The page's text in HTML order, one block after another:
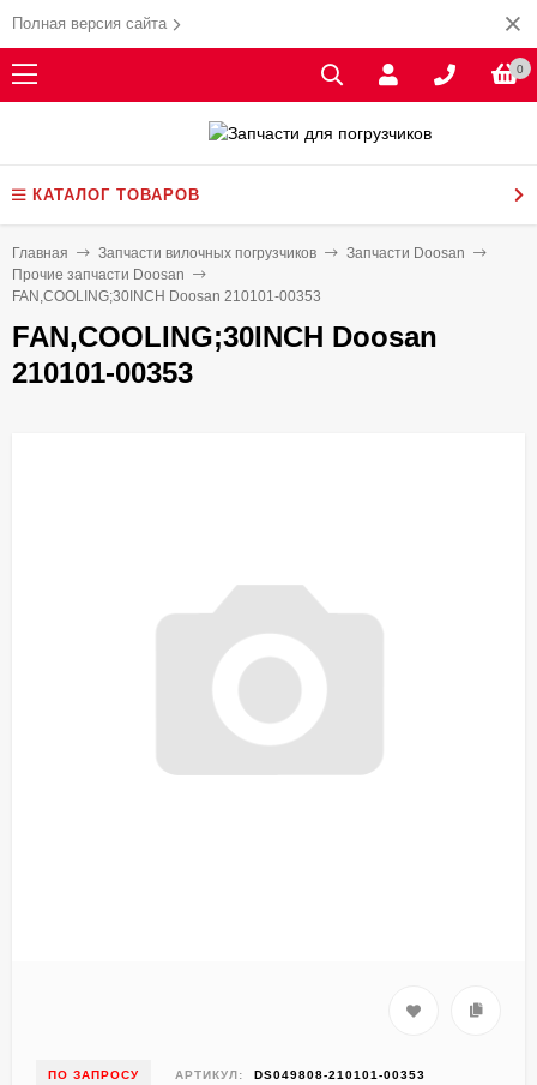
Полная версия сайта
0
КАТАЛОГ ТОВАРОВ
Главная Запчасти вилочных погрузчиков
Запчасти Doosan
Прочие запчасти Doosan
FAN,COOLING;30INCH Doosan 210101-00353
FAN,COOLING;30INCH Doosan
210101-00353
ПО ЗАПРОСУ АРТИКУЛ: DS049808-210101-00353